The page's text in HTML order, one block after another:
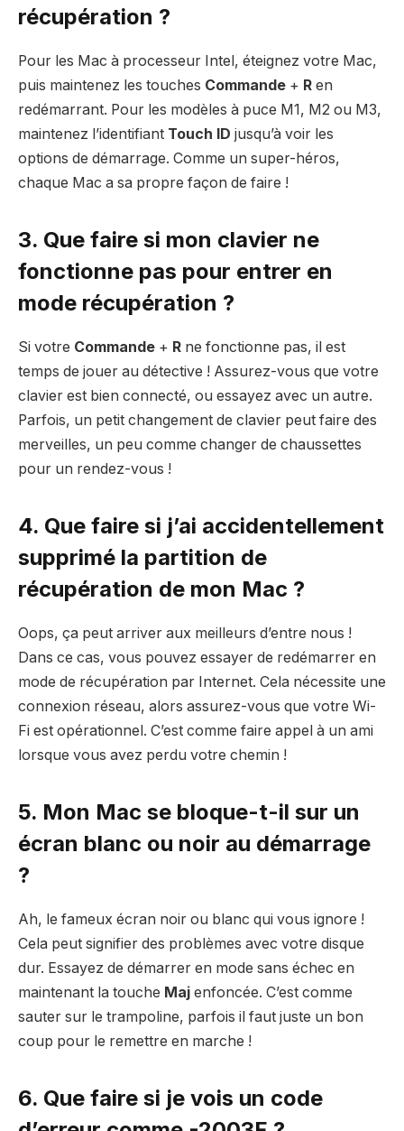
récupération ?
Pour les Mac à processeur Intel, éteignez votre Mac,
puis maintenez les touches Commande + R en
redémarrant. Pour les modèles à puce M1, M2 ou M3,
maintenez l’identifiant Touch ID jusqu’à voir les
options de démarrage. Comme un super-héros,
chaque Mac a sa propre façon de faire !
3. Que faire si mon clavier ne
fonctionne pas pour entrer en
mode récupération ?
Si votre Commande + R ne fonctionne pas, il est
temps de jouer au détective ! Assurez-vous que votre
clavier est bien connecté, ou essayez avec un autre.
Parfois, un petit changement de clavier peut faire des
merveilles, un peu comme changer de chaussettes
pour un rendez-vous !
4. Que faire si j’ai accidentellement
supprimé la partition de
récupération de mon Mac ?
Oops, ça peut arriver aux meilleurs d’entre nous !
Dans ce cas, vous pouvez essayer de redémarrer en
mode de récupération par Internet. Cela nécessite une
connexion réseau, alors assurez-vous que votre Wi-
Fi est opérationnel. C’est comme faire appel à un ami
lorsque vous avez perdu votre chemin !
5. Mon Mac se bloque-t-il sur un
écran blanc ou noir au démarrage
?
Ah, le fameux écran noir ou blanc qui vous ignore !
Cela peut signifier des problèmes avec votre disque
dur. Essayez de démarrer en mode sans échec en
maintenant la touche Maj enfoncée. C’est comme
sauter sur le trampoline, parfois il faut juste un bon
coup pour le remettre en marche !
6. Que faire si je vois un code